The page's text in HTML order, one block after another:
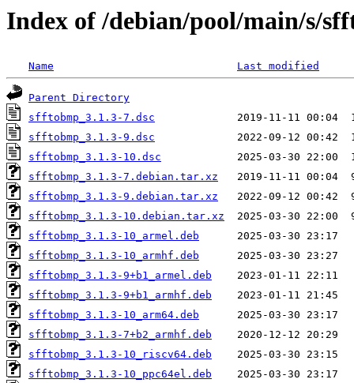
Index of /debian/pool/main/s/
Name Last modified
Parent Directory
sfftobmp_3.1.3-7.dsc
sfftobmp_3.1.3-9.dsc
sfftobmp_3.1.3-10.dsc
sfftobmp_3.1.3-7.debian.tar.xz
sfftobmp_3.1.3-9.debian.tar.xz
sfftobmp_3.1.3-10.debian.tar.xz
sfftobmp_3.1.3-10_armel.deb
sfftobmp_3.1.3-10_armhf.deb
sfftobmp_3.1.3-9+b1_armel.deb
sfftobmp_3.1.3-9+b1_armhf.deb
sfftobmp_3.1.3-10_arm64.deb
sfftobmp_3.1.3-7+b2_armhf.deb
sfftobmp_3.1.3-10_riscv64.deb
sfftobmp_3.1.3-10_ppc64el.deb